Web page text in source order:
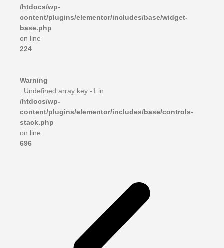
/htdocs/wp-
content/plugins/elementor/includes/base/widget-
base.php
on line
224
Warning
: Undefined array key -1 in
/htdocs/wp-
content/plugins/elementor/includes/base/controls-
stack.php
on line
696